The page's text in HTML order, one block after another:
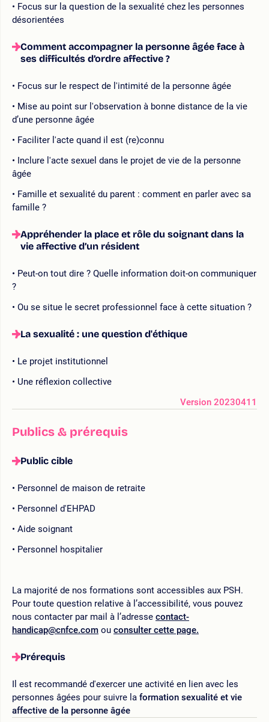
Focus sur la question de la sexualité chez les personnes
désorientées
Comment accompagner la personne âgée face à
ses difficultés d’ordre affective ?
Focus sur le respect de l'intimité de la personne âgée
Mise au point sur l'observation à bonne distance de la vie
d’une personne âgée
Faciliter l'acte quand il est (re)connu
Inclure l'acte sexuel dans le projet de vie de la personne
âgée
Famille et sexualité du parent : comment en parler avec sa
famille ?
Appréhender la place et rôle du soignant dans la
vie affective d’un résident
Peut-on tout dire ? Quelle information doit-on communiquer
?
Ou se situe le secret professionnel face à cette situation ?
La sexualité : une question d'éthique
Le projet institutionnel
Une réflexion collective
Version 20230411
Publics & prérequis
Public cible
Personnel de maison de retraite
Personnel d'EHPAD
Aide soignant
Personnel hospitalier
La majorité de nos formations sont accessibles aux PSH.
Pour toute question relative à l’accessibilité, vous pouvez
nous contacter par mail à l’adresse contact-
handicap@cnfce.com ou consulter cette page.
Prérequis
Il est recommandé d'exercer une activité en lien avec les
personnes âgées pour suivre la formation sexualité et vie
affective de la personne âgée